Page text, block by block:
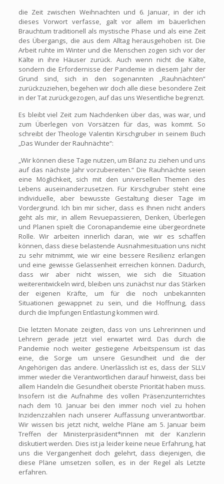
die Zeit zwischen Weihnachten und 6. Januar, in der ich
dieses Vorwort verfasse, galt vor allem im bäuerlichen
Brauchtum traditionell als mystische Phase und als eine Zeit
des Übergangs, die aus dem Alltag herausgehoben ist. Die
Arbeit ruhte im Winter und die Menschen zogen sich vor der
Kälte in ihre Häuser zurück. Auch wenn nicht die Kälte,
sondern die Erfordernisse der Pandemie in diesem Jahr der
Grund sind, sich in den sogenannten „Rauhnächten“
zurückzuziehen, begehen wir doch alle diese besondere Zeit
in der Tat zurückgezogen, auf das uns Wesentliche begrenzt.
Es bleibt viel Zeit zum Nachdenken über das, was war, und
zum Überlegen von Vorsätzen für das, was kommt. So
schreibt der Theologe Valentin Kirschgruber in seinem Buch
„Das Wunder der Rauhnächte“:
„Wir können diese Tage nutzen, um Bilanz zu ziehen und uns
auf das nächste Jahr vorzubereiten.“ Die Rauhnächte seien
eine Möglichkeit, sich mit den universellen Themen des
Lebens auseinanderzusetzen. Für Kirschgruber steht eine
individuelle, aber bewusste Gestaltung dieser Tage im
Vordergrund. Ich bin mir sicher, dass es Ihnen nicht anders
geht als mir, in allem Revuepassieren, Denken, Überlegen
und Planen spielt die Coronapandemie eine übergeordnete
Rolle. Wir arbeiten innerlich daran, wie wir es schaffen
können, dass diese belastende Ausnahmesituation uns nicht
zu sehr mitnimmt, wie wir eine bessere Resilienz erlangen
und eine gewisse Gelassenheit erreichen können. Dadurch,
dass wir aber nicht wissen, wie sich die Situation
weiterentwickeln wird, bleiben uns zunächst nur das Stärken
der eigenen Kräfte, um für die noch unbekannten
Situationen gewappnet zu sein, und die Hoffnung, dass
durch die Impfungen Entlastung kommen wird.
Die letzten Monate zeigten, dass von uns Lehrerinnen und
Lehrern gerade jetzt viel erwartet wird. Das durch die
Pandemie noch weiter gestiegene Arbeitspensum ist das
eine, die Sorge um unsere Gesundheit und die der
Angehörigen das andere. Unerlässlich ist es, dass der SLLV
immer wieder die Verantwortlichen darauf hinweist, dass bei
allem Handeln die Gesundheit oberste Priorität haben muss.
Insofern ist die Aufnahme des vollen Präsenzunterrichtes
nach dem 10. Januar bei den immer noch viel zu hohen
Inzidenzzahlen nach unserer Auffassung unverantwortbar.
Wir wissen bis jetzt nicht, welche Pläne am 5. Januar beim
Treffen der Ministerpräsident*innen mit der Kanzlerin
diskutiert werden. Dies ist ja leider keine neue Erfahrung, hat
uns die Vergangenheit doch gelehrt, dass diejenigen, die
diese Pläne umsetzen sollen, es in der Regel als Letzte
erfahren.